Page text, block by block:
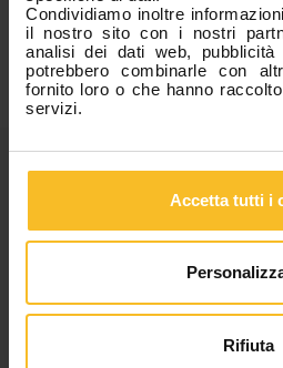
Condividiamo inoltre
il nostro sito con i nostri
analisi dei dati web,
potrebbero combinarle con
fornito loro o che hanno
servizi.
Accetta tutti i
Rifiuta
Facebook
LinkedIn
Categorie
Fiere, Congressi e Corsi